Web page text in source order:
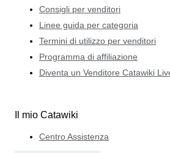
Consigli per venditori
Linee guida per categoria
Termini di utilizzo per venditori
Programma di affiliazione
Diventa un Venditore Catawiki
Il mio Catawiki
Centro Assistenza